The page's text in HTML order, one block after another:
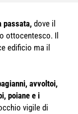
passata, dove il
ottocentesco. Il
edificio ma il
avvoltoi,
poiane e i
vigile di